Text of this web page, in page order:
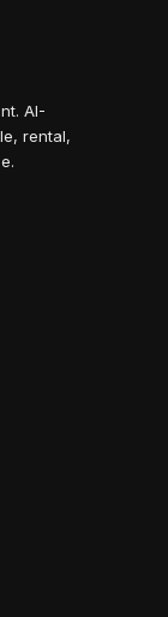
AI-
rental,